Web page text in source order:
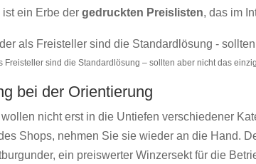
ist ein Erbe dergedruckten Preislisten, das im
Freisteller sind die Standardlösung – sollten aber nicht das
bei der Orientierung
wollen nicht erst in die Untiefen verschiedener
Shops, nehmen Sie sie wieder an die Hand.
ein preiswerter Winzersekt für die